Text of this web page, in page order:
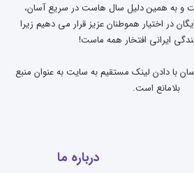
و به همین دلیل سال هاست در سریع آسان،
در اختیار هموطنان عزیز قرار می دهیم زیرا
ایرانی افتخار همه ماست!
با دادن لینک مستقیم به سایت به عنوان منبع
بلامانع است.
درباره ما